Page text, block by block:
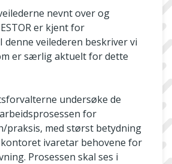
nevnt over og
er kjent for
veilederen beskriver vi
er særlig aktuelt for dette
undersøke de
for
praksis, med størst betydning
ivaretar behovene for
Prosessen skal ses i